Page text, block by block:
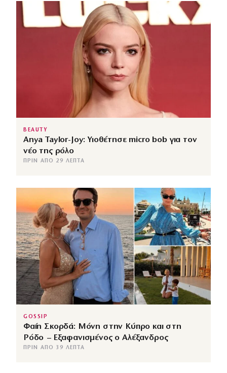
BEAUTY
Anya Taylor-Joy: Υιοθέτησε micro bob για τον
νέο της ρόλο
ΠΡΙΝ ΑΠΌ 29 ΛΕΠΤΆ
GOSSIP
Φαίη Σκορδά: Μόνη στην Κύπρο και στη
Ρόδο – Εξαφανισμένος ο Αλέξανδρος
ΠΡΙΝ ΑΠΌ 39 ΛΕΠΤΆ